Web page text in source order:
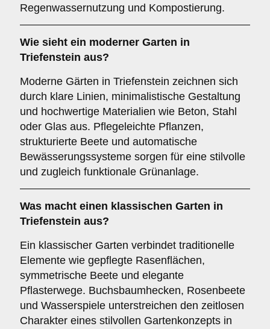
Regenwassernutzung und Kompostierung.
Wie sieht ein moderner Garten in
Triefenstein aus?
Moderne Gärten in Triefenstein zeichnen sich
durch klare Linien, minimalistische Gestaltung
und hochwertige Materialien wie Beton, Stahl
oder Glas aus. Pflegeleichte Pflanzen,
strukturierte Beete und automatische
Bewässerungssysteme sorgen für eine stilvolle
und zugleich funktionale Grünanlage.
Was macht einen klassischen Garten in
Triefenstein aus?
Ein klassischer Garten verbindet traditionelle
Elemente wie gepflegte Rasenflächen,
symmetrische Beete und elegante
Pflasterwege. Buchsbaumhecken, Rosenbeete
und Wasserspiele unterstreichen den zeitlosen
Charakter eines stilvollen Gartenkonzepts in